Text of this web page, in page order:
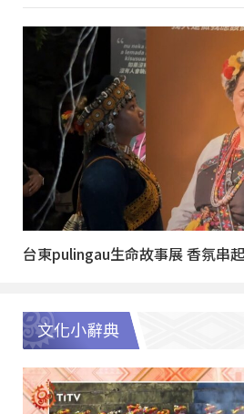
台東pulingau生命故事展 香氛串
文化小辭典